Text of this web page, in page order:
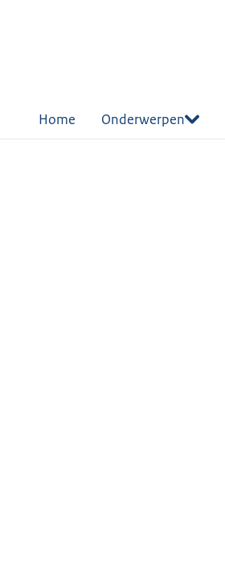
Home Onderwerpen